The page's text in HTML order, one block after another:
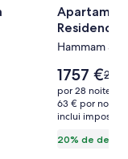
de
imagens
de
à
beira-
Monte
Residence
Hammam
20% de
O
preço
é
1757 €
1757 €O
era
mais
por 28 noites e
63 € por noite
inclui impostos